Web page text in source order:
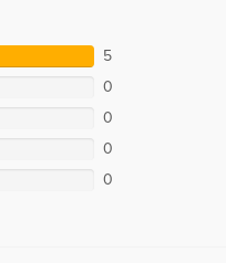
5
0
0
0
0